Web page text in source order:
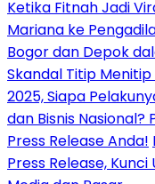
Ketika Fitnah Jadi
Mariana ke
Bogor dan Depok
Skandal Titip Menitip
2025, Siapa
dan Bisnis Nasional?
Press Release Anda!
Press Release,